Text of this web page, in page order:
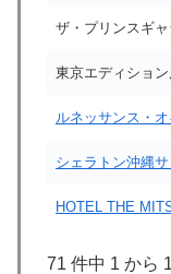
ザ・プリンスギ
東京エディショ
ルネッサンス・
シェラトン沖縄
HOTEL THE
71 件中 1 から